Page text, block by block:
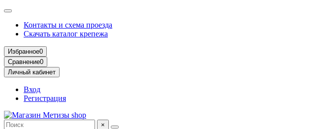
Контакты и схема проезда
Скачать каталог крепежа
Избранное0
Сравнение0
Личный кабинет
Вход
Регистрация
×